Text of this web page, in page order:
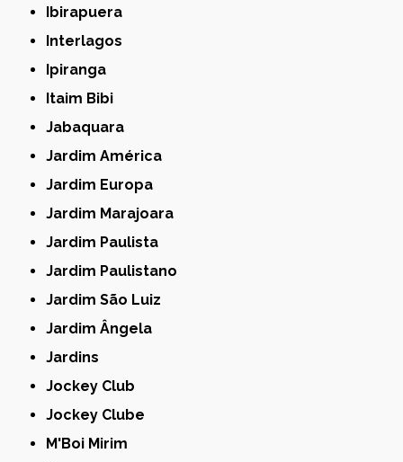
Ibirapuera
Interlagos
Ipiranga
Itaim Bibi
Jabaquara
Jardim América
Jardim Europa
Jardim Marajoara
Jardim Paulista
Jardim Paulistano
Jardim São Luiz
Jardim Ângela
Jardins
Jockey Club
Jockey Clube
M'Boi Mirim